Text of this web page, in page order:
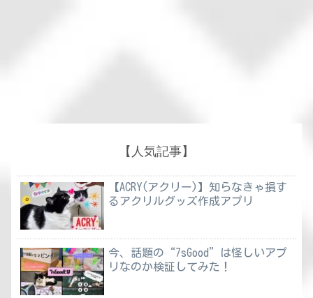
【人気記事】
【ACRY(アクリー)】知らなきゃ損す
るアクリルグッズ作成アプリ
今、話題の“7sGood”は怪しいアプ
リなのか検証してみた！